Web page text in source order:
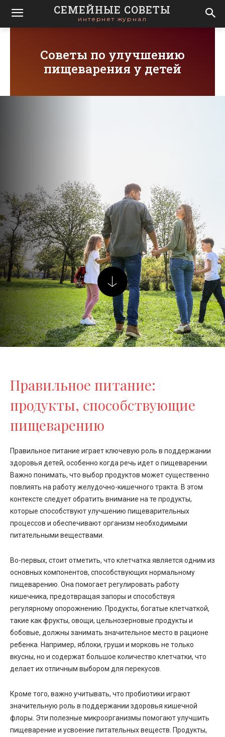
СЕМЕЙНЫЕ СОВЕТЫ
интернет журнал
Советы по улучшению
пищеварения у детей
Правильное питание:
продукты, способствующие
пищеварению
Правильное питание играет ключевую роль в поддержании
здоровья детей, особенно когда речь идет о пищеварении.
Важно понимать, что выбор продуктов может существенно
повлиять на работу желудочно-кишечного тракта. В этом
контексте следует обратить внимание на те продукты,
которые способствуют улучшению пищеварительных
процессов и обеспечивают организм необходимыми
питательными веществами.
Во-первых, стоит отметить, что клетчатка является одним из
основных компонентов, способствующих нормальному
пищеварению. Она помогает регулировать работу
кишечника, предотвращая запоры и способствуя
регулярному опорожнению. Продукты, богатые клетчаткой,
такие как фрукты, овощи, цельнозерновые продукты и
бобовые, должны занимать значительное место в рационе
ребенка. Например, яблоки, груши и морковь не только
вкусны, но и содержат большое количество клетчатки, что
делает их отличным выбором для перекусов.
Кроме того, важно учитывать, что пробиотики играют
значительную роль в поддержании здоровья кишечной
флоры. Эти полезные микроорганизмы помогают улучшить
пищеварение и усвоение питательных веществ. Продукты,